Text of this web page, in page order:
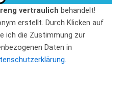
vertraulich behandelt!
erstellt. Durch Klicken auf
ich die Zustimmung zur
Daten in